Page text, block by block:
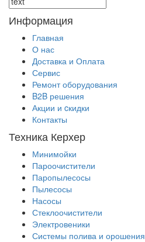
Информация
Главная
О нас
Доставка и Оплата
Сервис
Ремонт оборудования
B2B решения
Акции и cкидки
Контакты
Техника Керхер
Минимойки
Пароочистители
Паропылесосы
Пылесосы
Насосы
Стеклоочистители
Электровеники
Системы полива и орошения